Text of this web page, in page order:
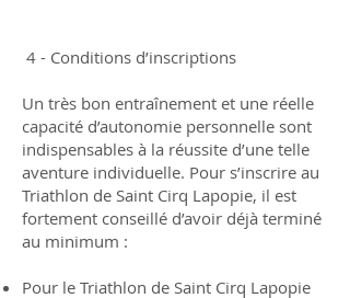
4 - Conditions d’inscriptions
Un très bon entraînement et une réelle
capacité d’autonomie personnelle sont
indispensables à la réussite d’une telle
aventure individuelle. Pour s’inscrire au
Triathlon de Saint Cirq Lapopie, il est
fortement conseillé d’avoir déjà terminé
au minimum :
Pour le Triathlon de Saint Cirq Lapopie